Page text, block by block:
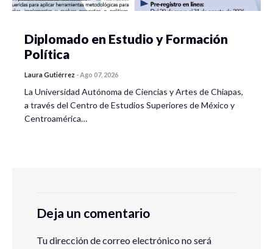
Diplomado en Estudio y Formación
Política
Laura Gutiérrez -Ago 07, 2026
La Universidad Autónoma de Ciencias y Artes de Chiapas,
a través del Centro de Estudios Superiores de México y
Centroamérica…
Deja un comentario
Tu dirección de correo electrónico no será